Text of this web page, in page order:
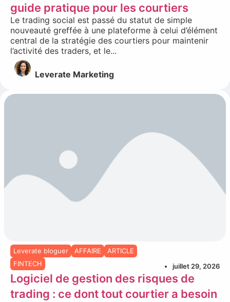
guide pratique pour les courtiers
Le trading social est passé du statut de simple
nouveauté greffée à une plateforme à celui d’élément
central de la stratégie des courtiers pour maintenir
l’activité des traders, et le...
Leverate Marketing
Leverate bloguer AFFAIRE
ARTICLE
FINTECH
juillet 29, 2026
Logiciel de gestion des risques de
trading : ce dont tout courtier a besoin